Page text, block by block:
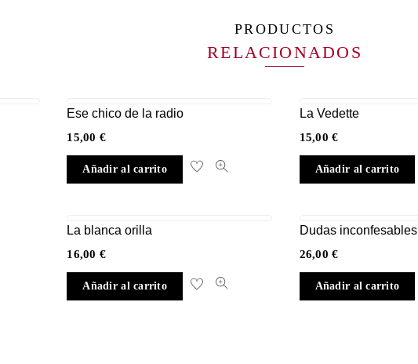
PRODUCTOS
RELACIONADOS
Ese chico de la radio
15,00€
Añadir al carrito
La Vedette
15,00€
Añadir al carrito
La blanca orilla
16,00€
Añadir al carrito
Dudas inconfesables
26,00€
Añadir al carrito